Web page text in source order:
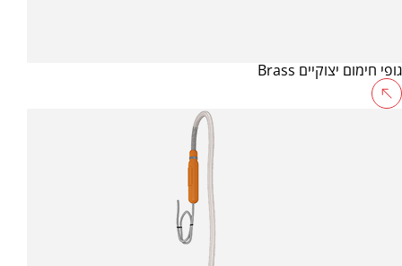
גופי חימום יצוקיים Brass